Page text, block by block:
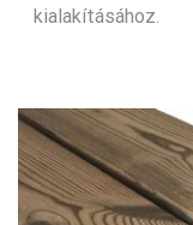
kialakításához.